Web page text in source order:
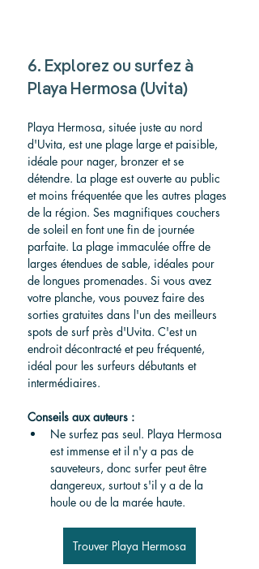
6. Explorez ou surfez à
Playa Hermosa (Uvita)
Playa Hermosa, située juste au nord
d'Uvita, est une plage large et paisible,
idéale pour nager, bronzer et se
détendre. La plage est ouverte au public
et moins fréquentée que les autres plages
de la région. Ses magnifiques couchers
de soleil en font une fin de journée
parfaite. La plage immaculée offre de
larges étendues de sable, idéales pour
de longues promenades. Si vous avez
votre planche, vous pouvez faire des
sorties gratuites dans l'un des meilleurs
spots de surf près d'Uvita. C'est un
endroit décontracté et peu fréquenté,
idéal pour les surfeurs débutants et
intermédiaires.
Conseils aux auteurs :
Ne surfez pas seul. Playa Hermosa
est immense et il n'y a pas de
sauveteurs, donc surfer peut être
dangereux, surtout s'il y a de la
houle ou de la marée haute.
Trouver Playa Hermosa